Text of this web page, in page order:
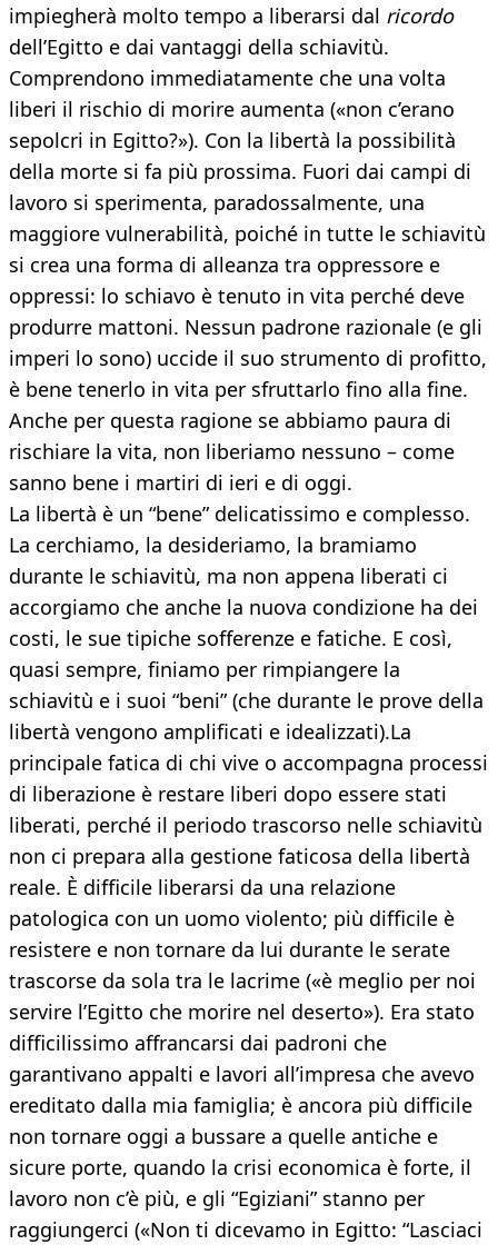
impiegherà molto tempo a liberarsi dal ricordo
dell’Egitto e dai vantaggi della schiavitù.
Comprendono immediatamente che una volta
liberi il rischio di morire aumenta («non c’erano
sepolcri in Egitto?»). Con la libertà la possibilità
della morte si fa più prossima. Fuori dai campi di
lavoro si sperimenta, paradossalmente, una
maggiore vulnerabilità, poiché in tutte le schiavitù
si crea una forma di alleanza tra oppressore e
oppressi: lo schiavo è tenuto in vita perché deve
produrre mattoni. Nessun padrone razionale (e gli
imperi lo sono) uccide il suo strumento di profitto,
è bene tenerlo in vita per sfruttarlo fino alla fine.
Anche per questa ragione se abbiamo paura di
rischiare la vita, non liberiamo nessuno – come
sanno bene i martiri di ieri e di oggi.
La libertà è un “bene” delicatissimo e complesso.
La cerchiamo, la desideriamo, la bramiamo
durante le schiavitù, ma non appena liberati ci
accorgiamo che anche la nuova condizione ha dei
costi, le sue tipiche sofferenze e fatiche. E così,
quasi sempre, finiamo per rimpiangere la
schiavitù e i suoi “beni” (che durante le prove della
libertà vengono amplificati e idealizzati).La
principale fatica di chi vive o accompagna processi
di liberazione è restare liberi dopo essere stati
liberati, perché il periodo trascorso nelle schiavitù
non ci prepara alla gestione faticosa della libertà
reale. È difficile liberarsi da una relazione
patologica con un uomo violento; più difficile è
resistere e non tornare da lui durante le serate
trascorse da sola tra le lacrime («è meglio per noi
servire l’Egitto che morire nel deserto»). Era stato
difficilissimo affrancarsi dai padroni che
garantivano appalti e lavori all’impresa che avevo
ereditato dalla mia famiglia; è ancora più difficile
non tornare oggi a bussare a quelle antiche e
sicure porte, quando la crisi economica è forte, il
lavoro non c’è più, e gli “Egiziani” stanno per
raggiungerci («Non ti dicevamo in Egitto: “Lasciaci